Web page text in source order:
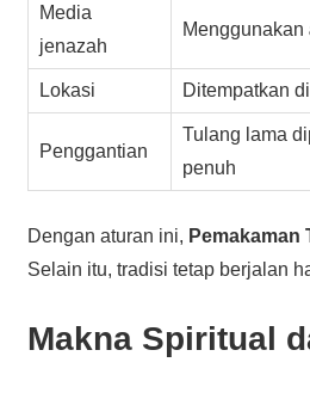
Media
jenazah
Menggunakan
Lokasi Ditempatkan
Penggantian
Tulang lama
penuh
Dengan aturan ini, Pemakaman
Selain itu, tradisi tetap berjalan
Makna Spiritual